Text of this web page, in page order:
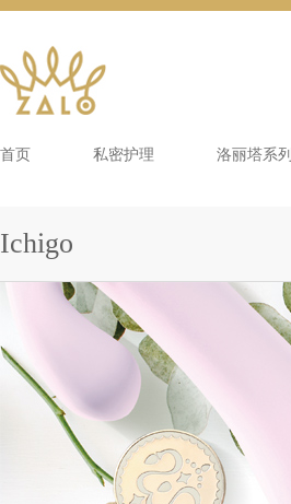
首页 私密护理 洛丽塔系列
Ichigo